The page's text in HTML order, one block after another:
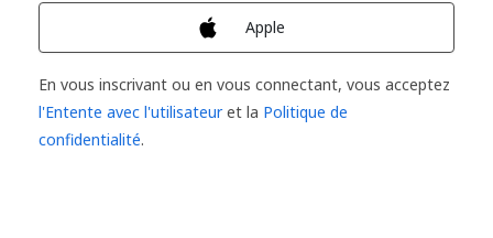
Apple
En vous inscrivant ou en vous connectant, vous acceptez
l'Entente avec l'utilisateuret la Politique de
confidentialité.